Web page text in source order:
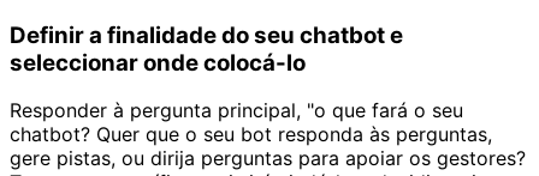
Definir a finalidade do seu chatbot e
seleccionar onde colocá-lo
Responder à pergunta principal, "o que fará o seu
chatbot? Quer que o seu bot responda às perguntas,
gere pistas, ou dirija perguntas para apoiar os gestores?